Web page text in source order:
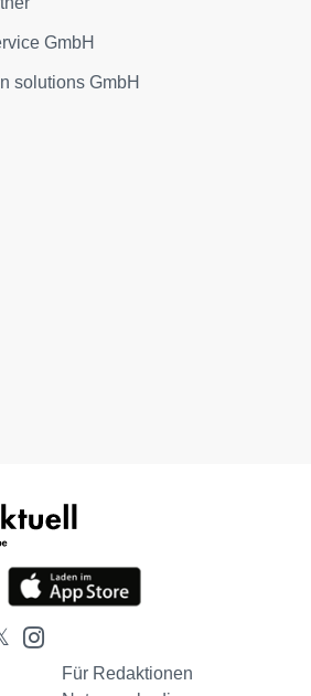
GmbH
solutions GmbH
Für Redaktionen